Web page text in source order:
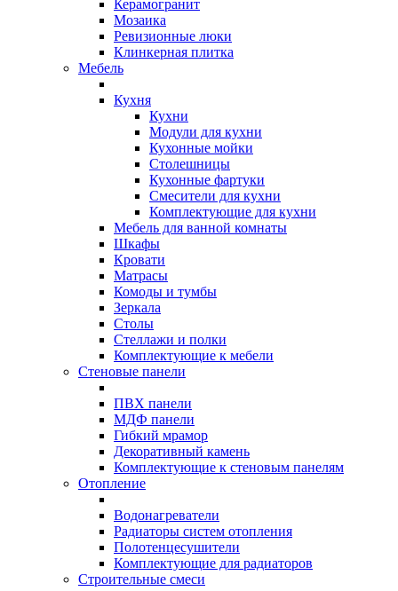
Керамогранит
Мозаика
Ревизионные люки
Клинкерная плитка
Мебель
Кухня
Кухни
Модули для кухни
Кухонные мойки
Столешницы
Кухонные фартуки
Смесители для кухни
Комплектующие для кухни
Мебель для ванной комнаты
Шкафы
Кровати
Матрасы
Комоды и тумбы
Зеркала
Столы
Стеллажи и полки
Комплектующие к мебели
Стеновые панели
ПВХ панели
МДФ панели
Гибкий мрамор
Декоративный камень
Комплектующие к стеновым панелям
Отопление
Водонагреватели
Радиаторы систем отопления
Полотенцесушители
Комплектующие для радиаторов
Строительные смеси